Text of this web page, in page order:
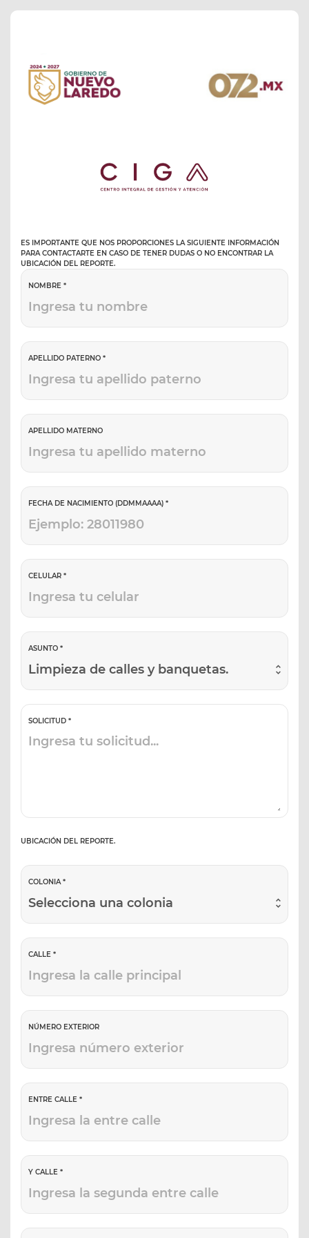
ES IMPORTANTE QUE NOS PROPORCIONES LA SIGUIENTE INFORMACIÓN
PARA CONTACTARTE EN CASO DE TENER DUDAS O NO ENCONTRAR LA
UBICACIÓN DEL REPORTE.
NOMBRE *
APELLIDO PATERNO *
APELLIDO MATERNO
FECHA DE NACIMIENTO (DDMMAAAA) *
CELULAR *
ASUNTO *
Limpieza de calles y banquetas.
SOLICITUD *
UBICACIÓN DEL REPORTE.
COLONIA *
Selecciona una colonia
CALLE *
NÚMERO EXTERIOR
ENTRE CALLE *
Y CALLE *